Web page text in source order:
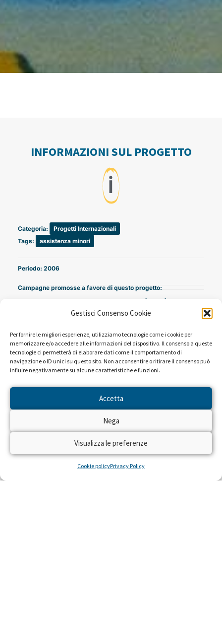
Gestisci Consenso Cookie
Per fornire le migliori esperienze, utilizziamo tecnologie come i cookie per
memorizzare e/o accedere alle informazioni del dispositivo. Il consenso a queste
tecnologie ci permetterà di elaborare dati come il comportamento di
navigazione o ID unici su questo sito. Non acconsentire o ritirare il consenso può
influire negativamente su alcune caratteristiche e funzioni.
Accetta
Nega
Visualizza le preferenze
Cookie policyPrivacy Policy
INFORMAZIONI SUL PROGETTO
ℹ️
Categoria:
Progetti Internazionali
Tags:
assistenza minori
Periodo: 2006
Campagne promosse a favore di questo progetto:
Fai il grande, salva un bambino (2006)
NEWS DAL PROGETTO
Sembra che non ci siano risultati per la ricerca che hai
eseguito.